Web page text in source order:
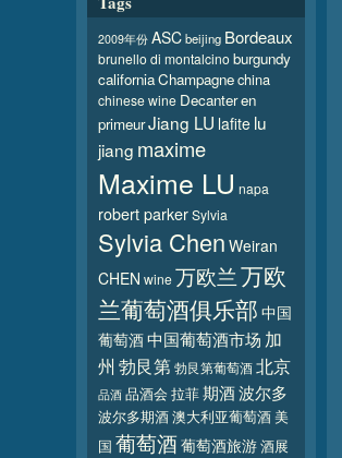
2009年份 ASCbeijing Bordeaux
brunello di montalcinoburgundy
californiaChampagnechina
chinese wine Decanteren
primeurJiang LU lafite lu
jiang maxime
Maxime LU napa
robert parkerSylvia
Sylvia Chen Weiran
CHEN wine万欧兰万欧
兰葡萄酒俱乐部中国
葡萄酒中国葡萄酒市场 加
州 勃艮第勃艮第葡萄酒北京
品酒品酒会 拉菲期酒波尔多
波尔多期酒澳大利亚葡萄酒美
国 葡萄酒葡萄酒旅游酒展